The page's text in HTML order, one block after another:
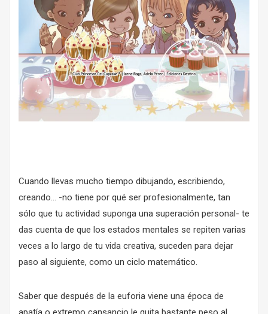
Cuando llevas mucho tiempo dibujando, escribiendo,
creando… -no tiene por qué ser profesionalmente, tan
sólo que tu actividad suponga una superación personal- te
das cuenta de que los estados mentales se repiten varias
veces a lo largo de tu vida creativa, suceden para dejar
paso al siguiente, como un ciclo matemático.
Saber que después de la euforia viene una época de